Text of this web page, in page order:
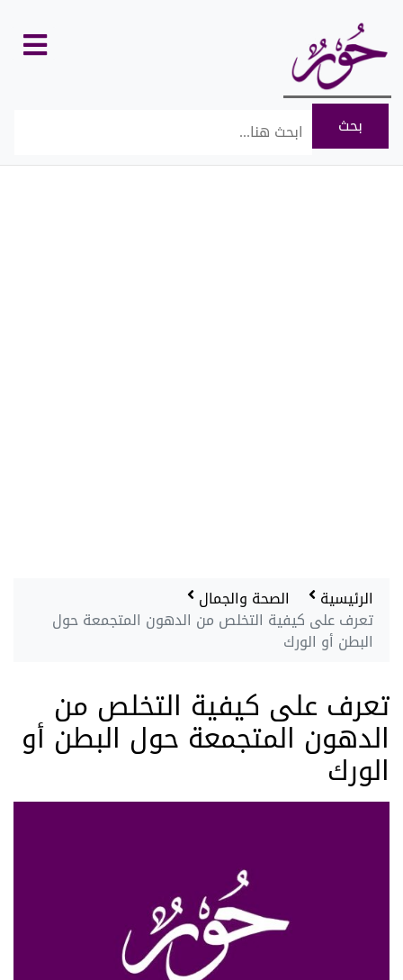
الرئيسية الصحة والجمال
تعرف على كيفية التخلص من الدهون المتجمعة حول
البطن أو الورك
تعرف على كيفية التخلص من
الدهون المتجمعة حول البطن أو
الورك